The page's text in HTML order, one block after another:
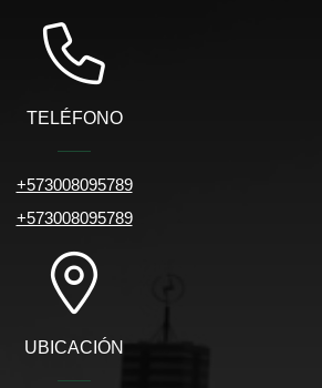
TELÉFONO
+573008095789
+573008095789
UBICACIÓN